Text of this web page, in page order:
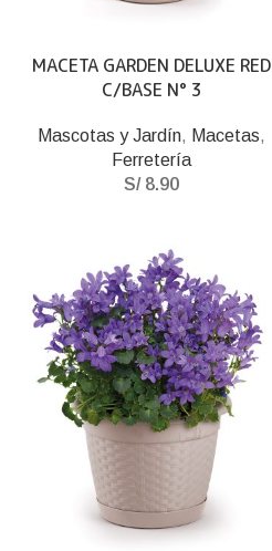
MACETA GARDEN DELUXE RED
C/BASE N° 3
Mascotas y Jardín, Macetas,
Ferretería
S/8.90